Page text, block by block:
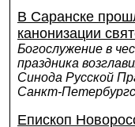
В Саранске
канонизации
Богослужение в
праздника
Синода Русской
Санкт-
Епископ